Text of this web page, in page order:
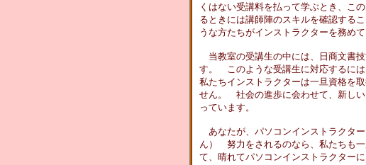
くはない受講料を払って学ぶとき、こ
るときには講師陣のスキルを確認する
うな方たちがインストラクターを務め
当教室の受講生の中には、日商文書
す。 このような受講生に対応するに
私たちインストラクターは一旦資格を
せん。 社会の進歩に会わせて、新し
っています。
あなたが、パソコンインストラクタ
ん） 努力をされるのなら、私たちも
て、晴れてパソコンインストラクタ